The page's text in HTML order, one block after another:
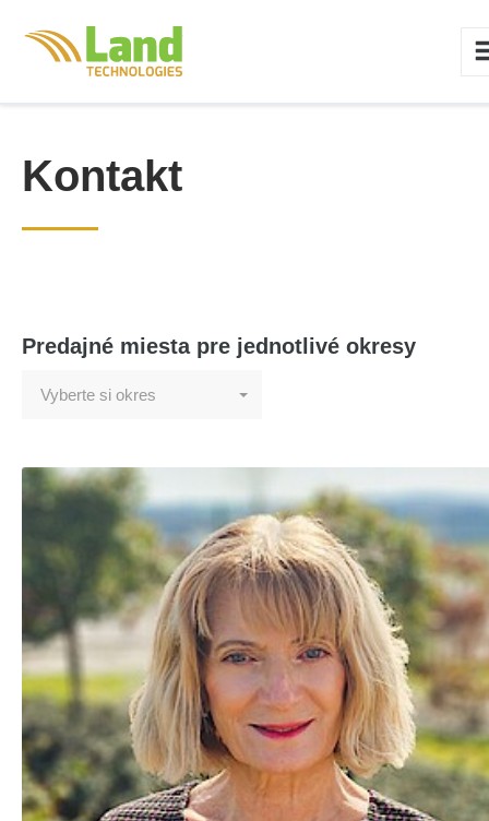
Kontakt
Predajné miesta pre jednotlivé okresy
Vyberte si okres